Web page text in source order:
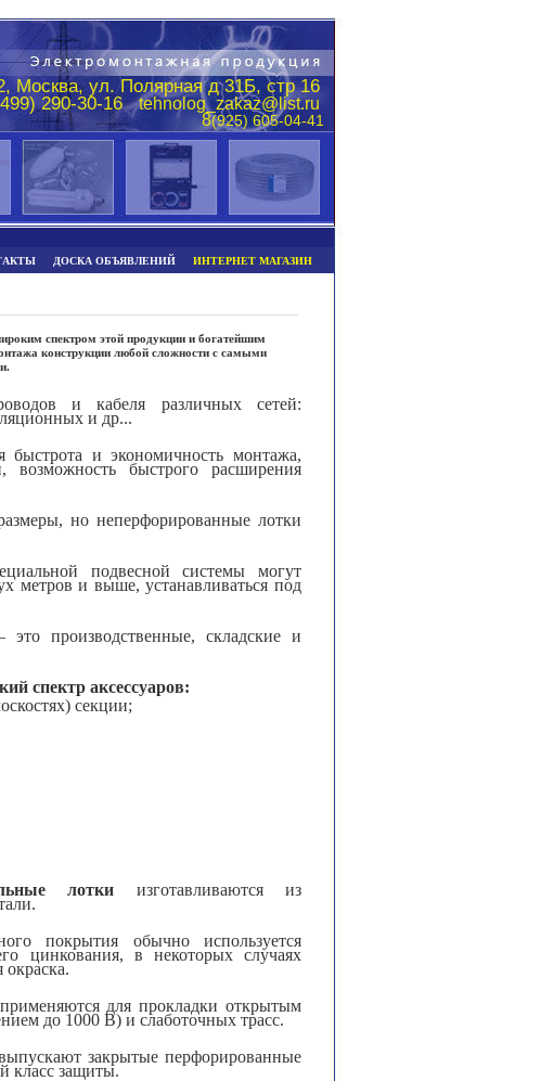
Москва, ул. Полярная д 31Б, стр 16
290-30-16tehnolog_zakaz@list.ru
8(925) 605-04-41
ДОСКА ОБЪЯВЛЕНИЙ ИНТЕРНЕТ МАГАЗИН
спектром этой продукции и богатейшим
конструкции любой сложности с самыми
и кабеля различных сетей:
и др...
быстрота и экономичность монтажа,
возможность быстрого расширения
но неперфорированные лотки
подвесной системы могут
метров и выше, устанавливаться под
производственные, складские и
спектр аксессуаров:
секции;
лотки изготавливаются из
покрытия обычно используется
цинкования, в некоторых случаях
для прокладки открытым
до 1000 В) и слаботочных трасс.
закрытые перфорированные
класс защиты.